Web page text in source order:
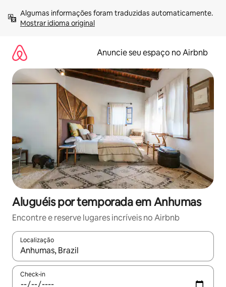
para
Mostrar idioma original
Anuncie seu espaço no Airbnb
Aluguéis por temporada em Anhumas
Encontre e reserve lugares incríveis no Airbnb
Localização
Quando os resultados estiverem disponíveis, explore-os
Check-in